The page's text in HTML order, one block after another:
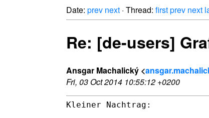
Date: prev next · Thread: firstprev next
Re: [de-users]
Ansgar Machalický <
Fri, 03 Oct 2014 10:55:12 +0200
Kleiner Nachtrag: